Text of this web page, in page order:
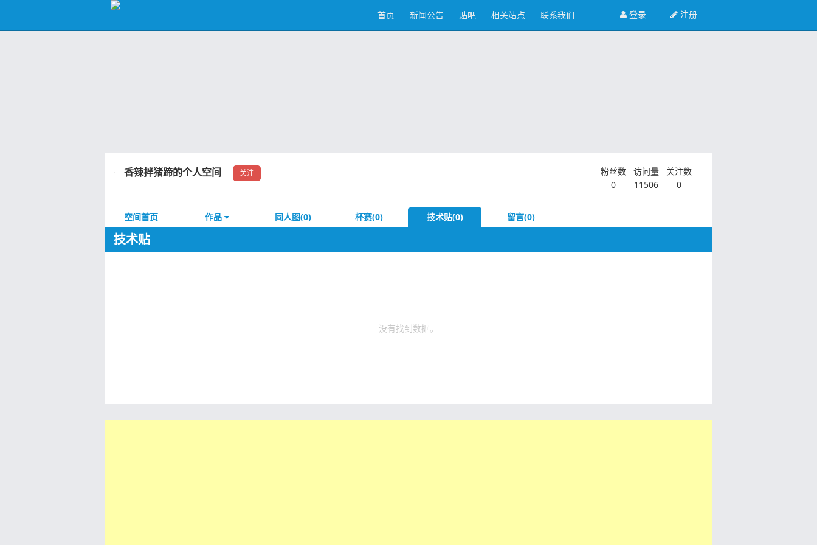
注册
登录
首页 新闻公告 贴吧 相关站点 联系我们
香辣拌猪蹄的个人空间 关注
粉丝数
0
访问量
11506
关注数
0
空间首页 作品 同人图(0) 杯赛(0) 技术贴(0) 留言(0)
技术贴
没有找到数据。